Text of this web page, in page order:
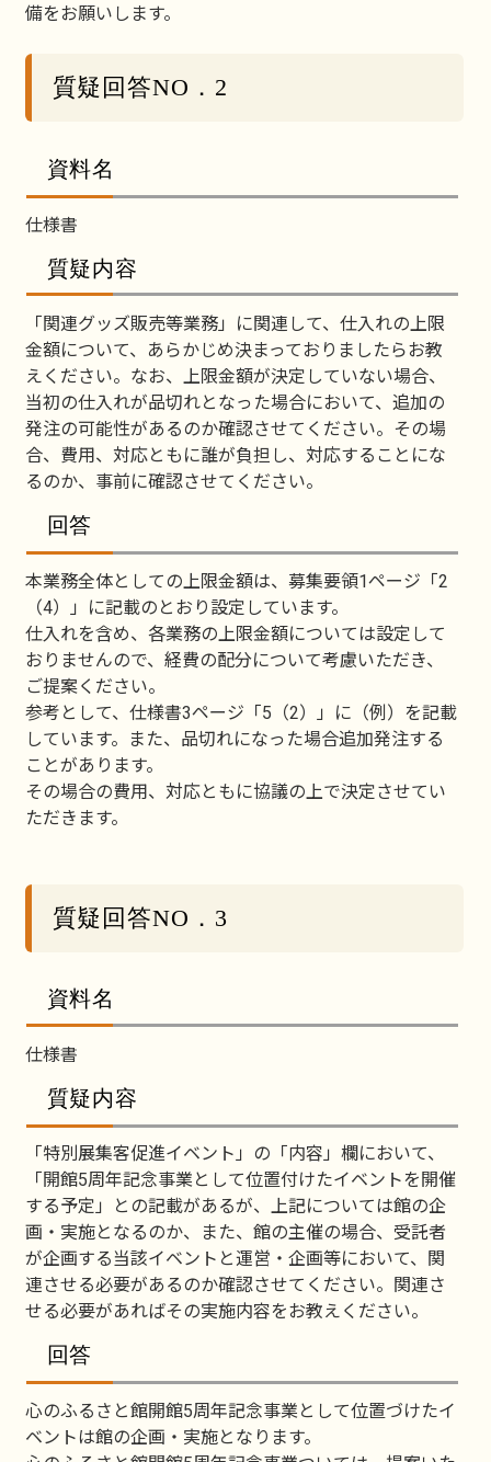
備をお願いします。
質疑回答NO．2
資料名
仕様書
質疑内容
「関連グッズ販売等業務」に関連して、仕入れの上限
金額について、あらかじめ決まっておりましたらお教
えください。なお、上限金額が決定していない場合、
当初の仕入れが品切れとなった場合において、追加の
発注の可能性があるのか確認させてください。その場
合、費用、対応ともに誰が負担し、対応することにな
るのか、事前に確認させてください。
回答
本業務全体としての上限金額は、募集要領1ページ「2
（4）」に記載のとおり設定しています。
仕入れを含め、各業務の上限金額については設定して
おりませんので、経費の配分について考慮いただき、
ご提案ください。
参考として、仕様書3ページ「5（2）」に（例）を記載
しています。また、品切れになった場合追加発注する
ことがあります。
その場合の費用、対応ともに協議の上で決定させてい
ただきます。
質疑回答NO．3
資料名
仕様書
質疑内容
「特別展集客促進イベント」の「内容」欄において、
「開館5周年記念事業として位置付けたイベントを開催
する予定」との記載があるが、上記については館の企
画・実施となるのか、また、館の主催の場合、受託者
が企画する当該イベントと運営・企画等において、関
連させる必要があるのか確認させてください。関連さ
せる必要があればその実施内容をお教えください。
回答
心のふるさと館開館5周年記念事業として位置づけたイ
ベントは館の企画・実施となります。